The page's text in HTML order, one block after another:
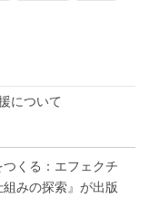
について
くる：エフェクチ
みの探索』が出版